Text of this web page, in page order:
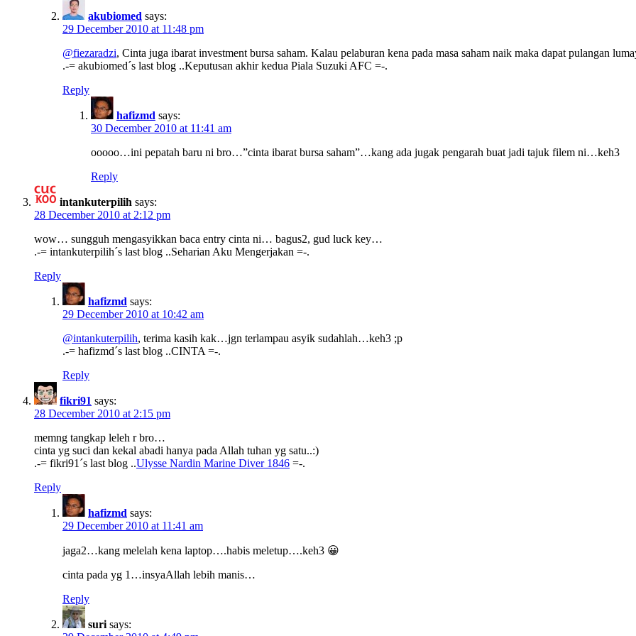
akubiomed says:
29 December 2010 at 11:48 pm
@fiezaradzi, Cinta juga ibarat investment bursa saham. Kalau pelaburan kena pada masa saham naik maka dapat pulangan
.-= akubiomed´s last blog ..Keputusan akhir kedua Piala Suzuki AFC =-.
Reply
hafizmd says:
30 December 2010 at 11:41 am
ooooo…ini pepatah baru ni bro…”cinta ibarat bursa saham”…kang ada jugak pengarah buat jadi tajuk filem ni…keh3
Reply
intankuterpilih says:
28 December 2010 at 2:12 pm
wow… sungguh mengasyikkan baca entry cinta ni… bagus2, gud luck key…
.-= intankuterpilih´s last blog ..Seharian Aku Mengerjakan =-.
Reply
hafizmd says:
29 December 2010 at 10:42 am
@intankuterpilih, terima kasih kak…jgn terlampau asyik sudahlah…keh3 ;p
.-= hafizmd´s last blog ..CINTA =-.
Reply
fikri91 says:
28 December 2010 at 2:15 pm
memng tangkap leleh r bro…
cinta yg suci dan kekal abadi hanya pada Allah tuhan yg satu..:)
.-= fikri91´s last blog ..Ulysse Nardin Marine Diver 1846 =-.
Reply
hafizmd says:
29 December 2010 at 11:41 am
jaga2…kang melelah kena laptop….habis meletup….keh3 😀
cinta pada yg 1…insyaAllah lebih manis…
Reply
suri says: